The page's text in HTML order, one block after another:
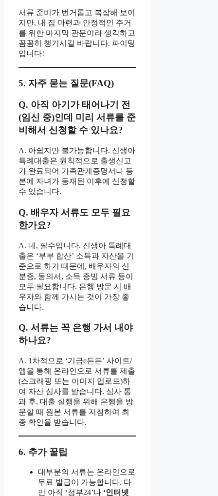
서류 준비가 번거롭고 복잡해 보이
지만, 내 집 마련과 안정적인 주거
를 위한 마지막 관문이라 생각하고
꼼꼼히 챙기시길 바랍니다. 파이팅
입니다!
5. 자주 묻는 질문(FAQ)
Q. 아직 아기가 태어나기 전
(임신 중)인데 미리 서류를 준
비해서 신청할 수 있나요?
A. 아쉽지만 불가능합니다. 신생아
특례대출은 원칙적으로 출생신고
가 완료되어 가족관계증명서나 등
본에 자녀가 등재된 이후에 신청할
수 있습니다.
Q. 배우자 서류도 모두 필요
한가요?
A. 네, 필수입니다. 신생아 특례대
출은 ‘부부 합산’ 소득과 자산을 기
준으로 하기 때문에, 배우자의 신
분증, 동의서, 소득 증빙 서류 등이
모두 필요합니다. 은행 방문 시 배
우자와 함께 가시는 것이 가장 좋
습니다.
Q. 서류는 꼭 은행 가서 내야
하나요?
A. 1차적으로 ‘기금e든든’ 사이트/
앱을 통해 온라인으로 서류를 제출
(스크래핑 또는 이미지 업로드)하
여 자산 심사를 받습니다. 심사 통
과 후, 대출 실행을 위해 은행을 방
문할 때 원본 서류를 지참하여 최
종 확인을 받습니다.
6. 추가 꿀팁
대부분의 서류는 온라인으로
무료 발급이 가능합니다. 다
만 아직 ‘정부24’나 ‘인터넷